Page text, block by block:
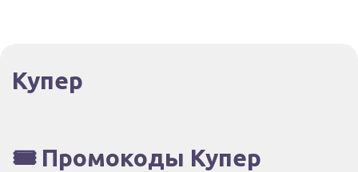
Купер
🎟️ Промокоды Купер